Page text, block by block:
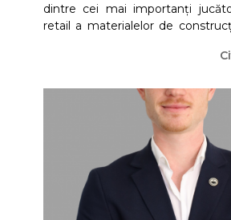
dintre cei mai importanți
retail a materialelor de
profundă a pieței, Nicoleta
prezenței sale în rândul